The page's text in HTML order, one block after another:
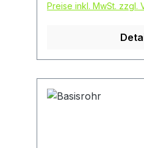
Preise inkl. MwSt. zzgl.